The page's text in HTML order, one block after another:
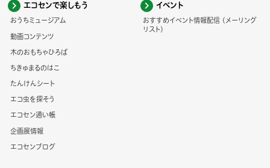
エコセンで楽しもう
おうちミュージアム
動画コンテンツ
木のおもちゃひろば
ちきゅまるのはこ
たんけんシート
エコ虫を探そう
エコセン通い帳
企画展情報
エコセンブログ
イベント
おすすめイベント情報配信 (メーリング
リスト)